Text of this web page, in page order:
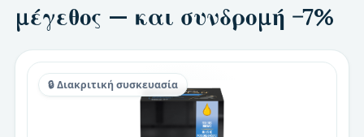
μέγεθος — και συνδρομή −7%
🔒 Διακριτική συσκευασία